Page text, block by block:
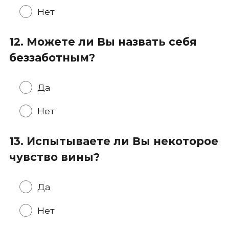
Нет
12. Можете ли Вы назвать себя
беззаботным?
Да
Нет
13. Испытываете ли Вы некоторое
чувство вины?
Да
Нет